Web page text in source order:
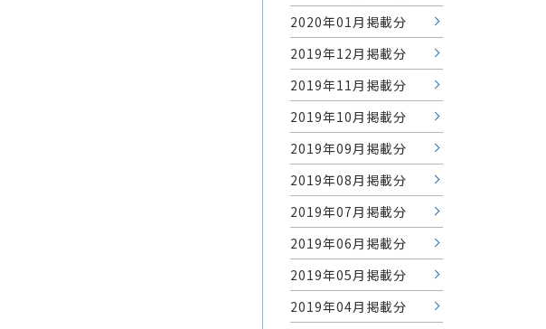
2020年01月掲載分
2019年12月掲載分
2019年11月掲載分
2019年10月掲載分
2019年09月掲載分
2019年08月掲載分
2019年07月掲載分
2019年06月掲載分
2019年05月掲載分
2019年04月掲載分